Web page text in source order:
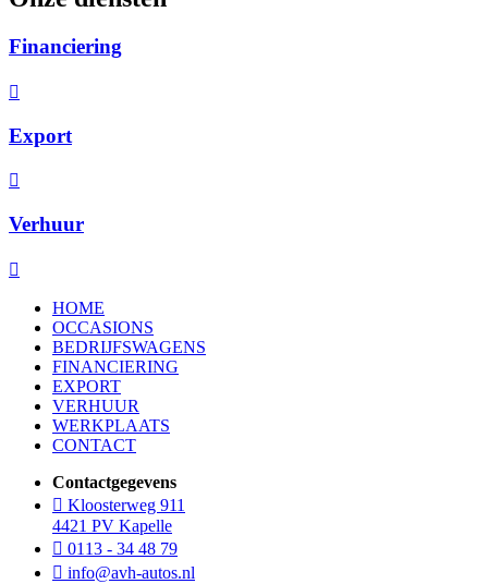
Financiering
Export
Verhuur
HOME
OCCASIONS
BEDRIJFSWAGENS
FINANCIERING
EXPORT
VERHUUR
WERKPLAATS
CONTACT
Contactgegevens
Kloosterweg 911
4421 PV Kapelle
0113 - 34 48 79
info@avh-autos.nl